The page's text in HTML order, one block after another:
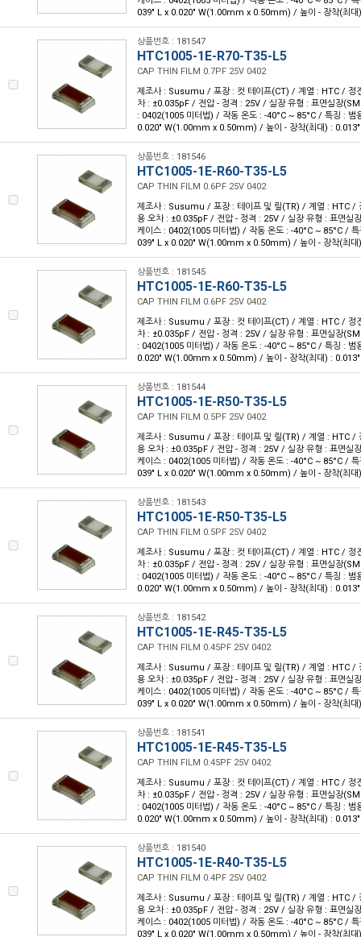
039" L x 0.020" W(1.00mm x 0.50mm) / 높이 - 장착(최
상품번호 : 181547
HTC1005-1E-R70-T35-L5
CAP THIN FILM 0.7PF 25V 0402
제조사 : Susumu / 포장 : 컷 테이프(CT) / 계열 : HTC / 정
차 : ±0.035pF / 전압 - 정격 : 25V / 실장 유형 : 표면실장
: 0402(1005 미터법) / 작동 온도 : -40°C ~ 85°C / 특징 :
0.020" W(1.00mm x 0.50mm) / 높이 - 장착(최대) :
상품번호 : 181546
HTC1005-1E-R60-T35-L5
CAP THIN FILM 0.6PF 25V 0402
제조사 : Susumu / 포장 : 테이프 및 릴(TR) / 계열 : HTC /
용 오차 : ±0.035pF / 전압 - 정격 : 25V / 실장 유형 : 표면실
케이스 : 0402(1005 미터법) / 작동 온도 : -40°C ~ 85°C /
039" L x 0.020" W(1.00mm x 0.50mm) / 높이 - 장착(최
상품번호 : 181545
HTC1005-1E-R60-T35-L5
CAP THIN FILM 0.6PF 25V 0402
제조사 : Susumu / 포장 : 컷 테이프(CT) / 계열 : HTC / 정
차 : ±0.035pF / 전압 - 정격 : 25V / 실장 유형 : 표면실장
: 0402(1005 미터법) / 작동 온도 : -40°C ~ 85°C / 특징 :
0.020" W(1.00mm x 0.50mm) / 높이 - 장착(최대) :
상품번호 : 181544
HTC1005-1E-R50-T35-L5
CAP THIN FILM 0.5PF 25V 0402
제조사 : Susumu / 포장 : 테이프 및 릴(TR) / 계열 : HTC /
용 오차 : ±0.035pF / 전압 - 정격 : 25V / 실장 유형 : 표면실
케이스 : 0402(1005 미터법) / 작동 온도 : -40°C ~ 85°C /
039" L x 0.020" W(1.00mm x 0.50mm) / 높이 - 장착(최
상품번호 : 181543
HTC1005-1E-R50-T35-L5
CAP THIN FILM 0.5PF 25V 0402
제조사 : Susumu / 포장 : 컷 테이프(CT) / 계열 : HTC / 정
차 : ±0.035pF / 전압 - 정격 : 25V / 실장 유형 : 표면실장
: 0402(1005 미터법) / 작동 온도 : -40°C ~ 85°C / 특징 :
0.020" W(1.00mm x 0.50mm) / 높이 - 장착(최대) :
상품번호 : 181542
HTC1005-1E-R45-T35-L5
CAP THIN FILM 0.45PF 25V 0402
제조사 : Susumu / 포장 : 테이프 및 릴(TR) / 계열 : HTC /
용 오차 : ±0.035pF / 전압 - 정격 : 25V / 실장 유형 : 표면실
케이스 : 0402(1005 미터법) / 작동 온도 : -40°C ~ 85°C /
039" L x 0.020" W(1.00mm x 0.50mm) / 높이 - 장착(최
상품번호 : 181541
HTC1005-1E-R45-T35-L5
CAP THIN FILM 0.45PF 25V 0402
제조사 : Susumu / 포장 : 컷 테이프(CT) / 계열 : HTC / 정
차 : ±0.035pF / 전압 - 정격 : 25V / 실장 유형 : 표면실장
: 0402(1005 미터법) / 작동 온도 : -40°C ~ 85°C / 특징 :
0.020" W(1.00mm x 0.50mm) / 높이 - 장착(최대) :
상품번호 : 181540
HTC1005-1E-R40-T35-L5
CAP THIN FILM 0.4PF 25V 0402
제조사 : Susumu / 포장 : 테이프 및 릴(TR) / 계열 : HTC /
용 오차 : ±0.035pF / 전압 - 정격 : 25V / 실장 유형 : 표면실
케이스 : 0402(1005 미터법) / 작동 온도 : -40°C ~ 85°C /
039" L x 0.020" W(1.00mm x 0.50mm) / 높이 - 장착(최